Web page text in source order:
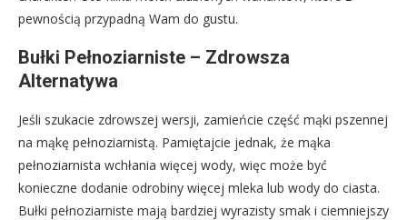
pewnością przypadną Wam do gustu.
Bułki Pełnoziarniste – Zdrowsza
Alternatywa
Jeśli szukacie zdrowszej wersji, zamieńcie część mąki pszennej
na mąkę pełnoziarnistą. Pamiętajcie jednak, że mąka
pełnoziarnista wchłania więcej wody, więc może być
konieczne dodanie odrobiny więcej mleka lub wody do ciasta.
Bułki pełnoziarniste mają bardziej wyrazisty smak i ciemniejszy